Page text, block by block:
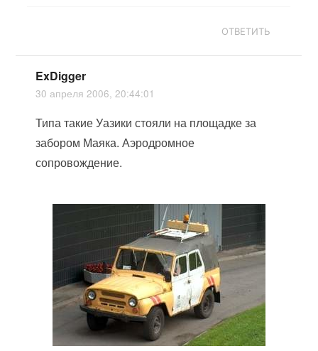
ОТВЕТИТЬ
ExDigger
30 апреля 2006, 20:44:01
Типа такие Уазики стояли на площадке за
забором Маяка. Аэродромное
сопровождение.